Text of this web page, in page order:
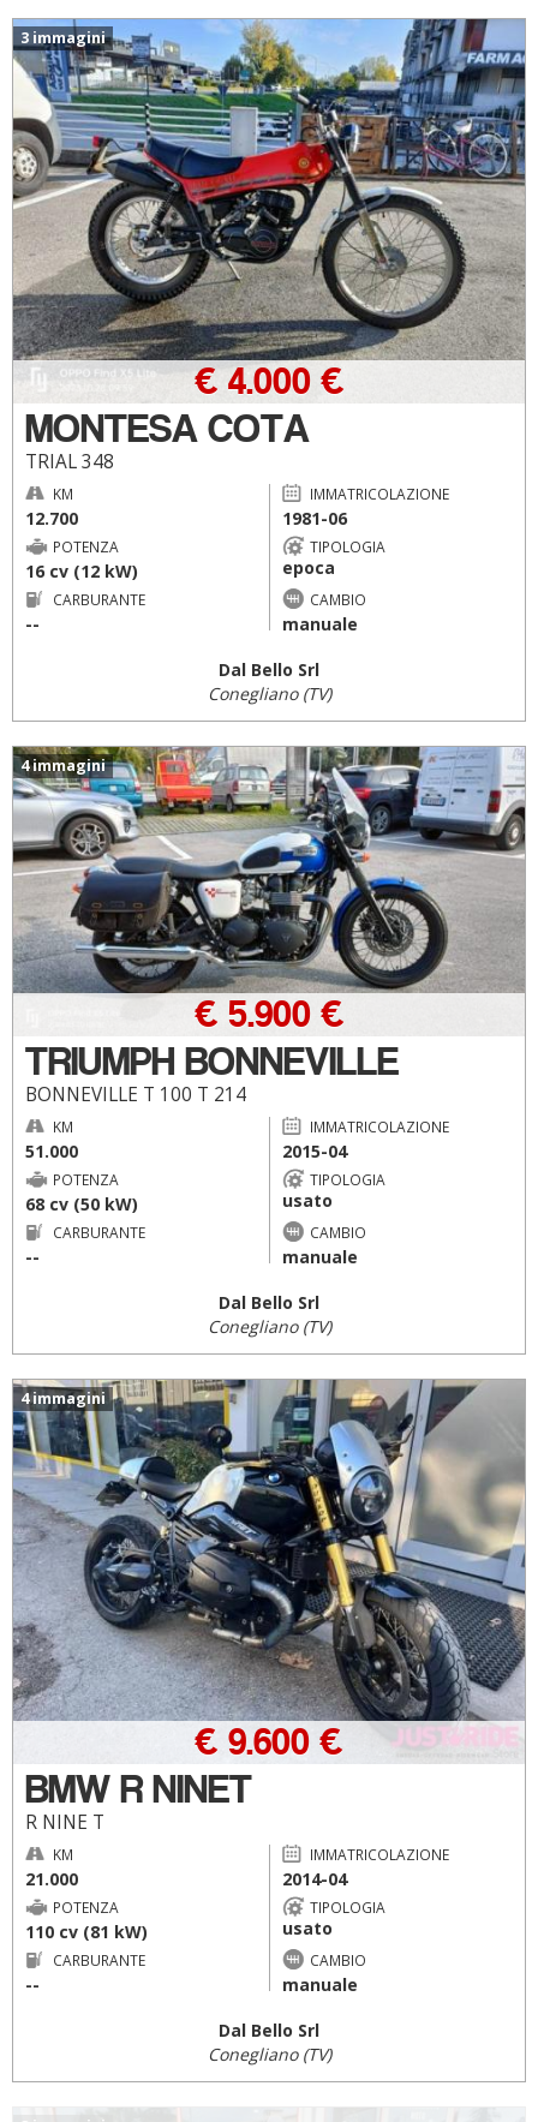
3 immagini
MONTESA COTA
TRIAL 348
€ 4.000 €
KM
12.700
IMMATRICOLAZIONE
1981-06
POTENZA
16 cv (12 kW)
TIPOLOGIA
epoca
CARBURANTE
--
CAMBIO
manuale
Dal Bello Srl
Conegliano (TV)
4 immagini
TRIUMPH BONNEVILLE
BONNEVILLE T 100 T 214
€ 5.900 €
KM
51.000
IMMATRICOLAZIONE
2015-04
POTENZA
68 cv (50 kW)
TIPOLOGIA
usato
CARBURANTE
--
CAMBIO
manuale
Dal Bello Srl
Conegliano (TV)
4 immagini
BMW R NINET
R NINE T
€ 9.600 €
KM
21.000
IMMATRICOLAZIONE
2014-04
POTENZA
110 cv (81 kW)
TIPOLOGIA
usato
CARBURANTE
--
CAMBIO
manuale
Dal Bello Srl
Conegliano (TV)